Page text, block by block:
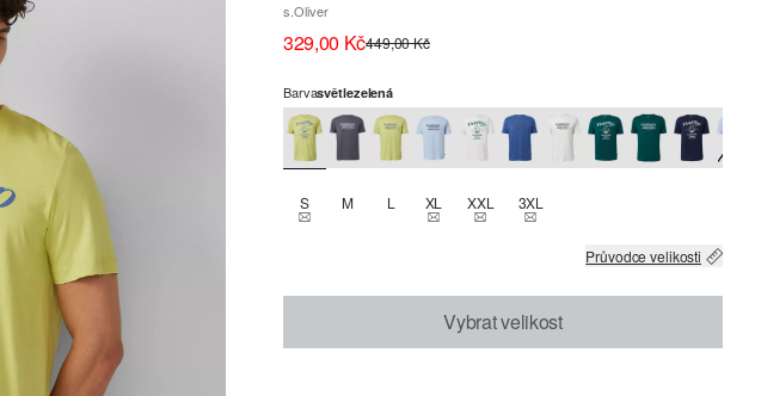
s.Oliver
329,00 Kč449,00 Kč
Barvasvětlezelená
STHIS SIZE IS CURRENTLY OUT OF STOCK
M L XLTHIS SIZE IS CURRENTLY OUT OF STOCK
XXLTHIS SIZE IS CURRENTLY OUT OF STOCK
3XLTHIS SIZE IS CURRENTLY OUT OF
Průvodce velikosti
Vybrat velikost